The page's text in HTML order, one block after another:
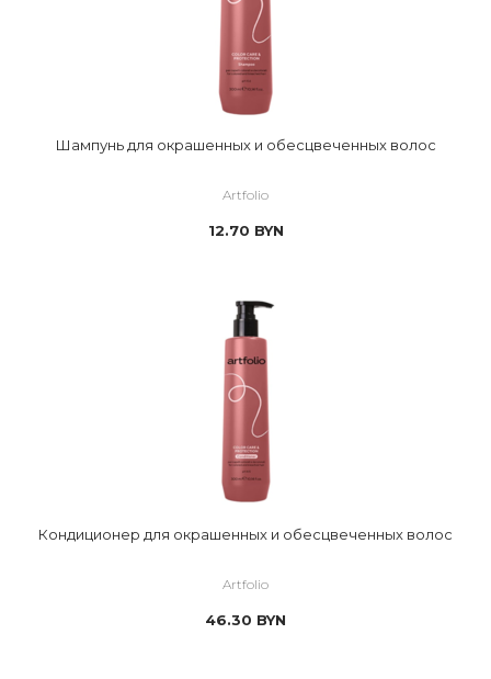
Шампунь для окрашенных и обесцвеченных волос
Artfolio
12.70 BYN
Кондиционер для окрашенных и обесцвеченных волос
Artfolio
46.30 BYN